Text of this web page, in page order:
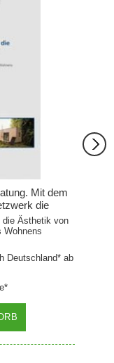
Mit dem
die
die Ästhetik von
Wohnens
Deutschland* ab